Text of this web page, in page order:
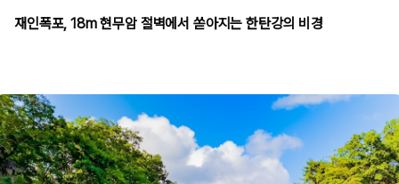
재인폭포, 18m 현무암 절벽에서 쏟아지는 한탄강의 비경